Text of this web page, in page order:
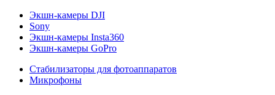
Экшн-камеры DJI
Sony
Экшн-камеры Insta360
Экшн-камеры GoPro
Стабилизаторы для фотоаппаратов
Микрофоны